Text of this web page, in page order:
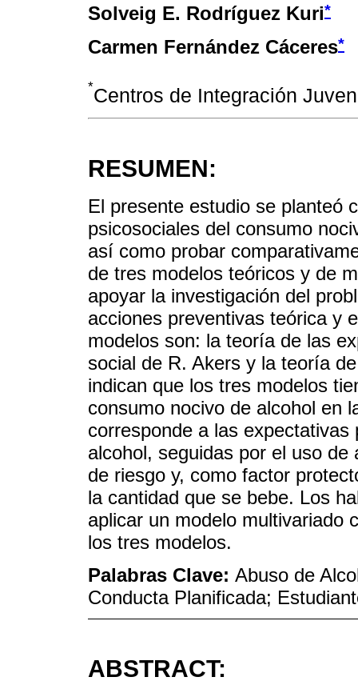
Solveig E. Rodríguez Kuri*
Carmen Fernández Cáceres*
*Centros de Integración
RESUMEN:
El presente estudio se planteó
psicosociales del consumo
así como probar
de tres modelos teóricos y de
apoyar la investigación del
acciones preventivas teórica y
modelos son: la teoría de las
social de R. Akers y la teoría
indican que los tres modelos
consumo nocivo de alcohol en
corresponde a las
alcohol, seguidas por el uso
de riesgo y, como factor
la cantidad que se bebe. Los
aplicar un modelo multivariado
los tres modelos.
Palabras Clave: Abuso de
Conducta Planificada;
ABSTRACT: